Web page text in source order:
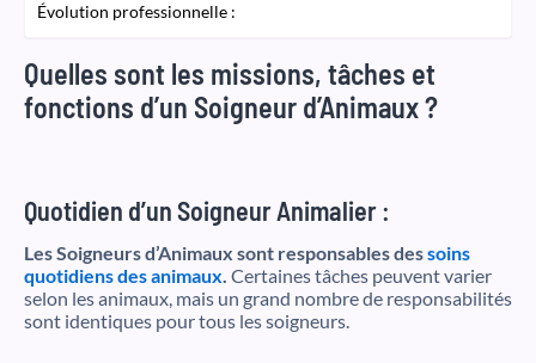
Évolution professionnelle :
Quelles sont les missions, tâches et
fonctions d’un Soigneur d’Animaux ?
Quotidien d’un Soigneur Animalier :
Les Soigneurs d’Animaux sont responsables dessoins
quotidiens des animaux Certaines tâches peuvent varier
selon les animaux, mais un grand nombre de responsabilités
sont identiques pour tous les soigneurs.